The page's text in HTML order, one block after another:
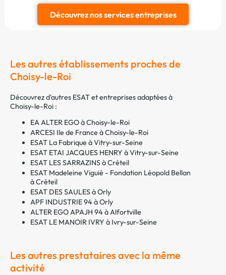
Découvrez nos services entreprises
Les autres établissements proches de
Choisy-le-Roi
Découvrez d'autres ESAT et entreprises adaptées à
Choisy-le-Roi :
EA ALTER EGO à Choisy-le-Roi
ARCESI Ile de France à Choisy-le-Roi
ESAT La Fabrique à Vitry-sur-Seine
ESAT ETAI JACQUES HENRY à Vitry-sur-Seine
ESAT LES SARRAZINS à Créteil
ESAT Madeleine Viguié - Fondation Léopold Bellan
à Créteil
ESAT DES SAULES à Orly
APF INDUSTRIE 94 à Orly
ALTER EGO APAJH 94 à Alfortville
ESAT LE MANOIR IVRY à Ivry-sur-Seine
Les autres prestataires avec la même
activité